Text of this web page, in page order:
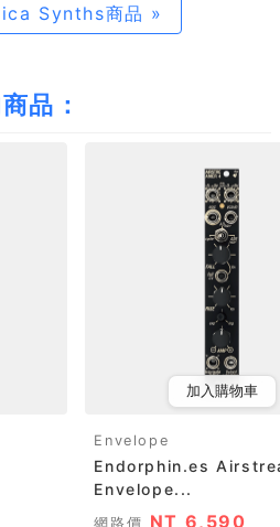
Synths商品 »
品：
加入購物車
Envelope
Endorphin.es
Envelope...
網路價 NT 6,590